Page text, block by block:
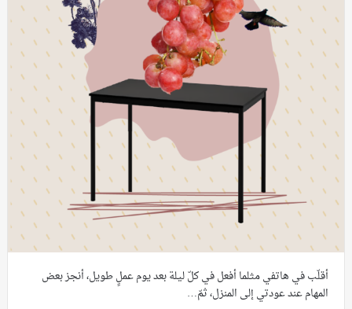
أقلّب في هاتفي مثلما أفعل في كلّ ليلة بعد يوم عملٍ طويل، أنجز بعض
المهام عند عودتي إلى المنزل، ثمّ…